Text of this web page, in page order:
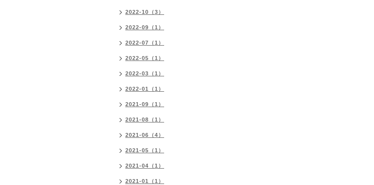
2022-10（3）
2022-09（1）
2022-07（1）
2022-05（1）
2022-03（1）
2022-01（1）
2021-09（1）
2021-08（1）
2021-06（4）
2021-05（1）
2021-04（1）
2021-01（1）